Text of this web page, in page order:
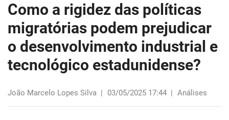
Como a rigidez das políticas
migratórias podem prejudicar
o desenvolvimento industrial e
tecnológico estadunidense?
João Marcelo Lopes Silva | 03/05/2025 17:44 | Análises